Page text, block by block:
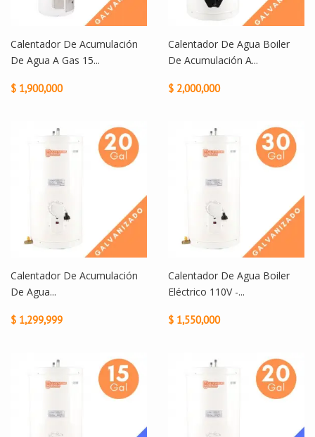
Calentador De Acumulación
De Agua A Gas 15...
$ 1,900,000
Calentador De Agua Boiler
De Acumulación A...
$ 2,000,000
Calentador De Acumulación
De Agua...
$ 1,299,999
Calentador De Agua Boiler
Eléctrico 110V -...
$ 1,550,000